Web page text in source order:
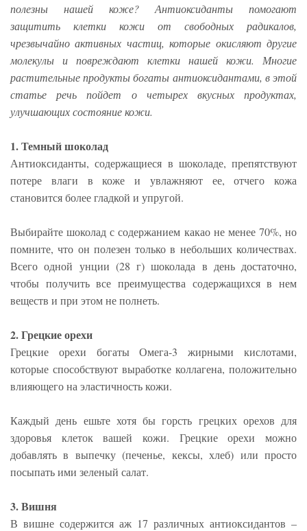
полезны нашей коже? Антиоксиданты помогают
защитить клетки кожи от свободных радикалов,
чрезвычайно активных частиц, которые окисляют другие
молекулы и повреждают клетки нашей кожи. Многие
растительные продукты богаты антиоксидантами, в этой
статье речь пойдет о четырех вкусных продуктах,
улучшающих состояние кожи.
1. Темный шоколад
Антиоксиданты, содержащиеся в шоколаде, препятствуют
потере влаги в коже и увлажняют ее, отчего кожа
становится более гладкой и упругой.
Выбирайте шоколад с содержанием какао не менее 70%, но
помните, что он полезен только в небольших количествах.
Всего одной унции (28 г) шоколада в день достаточно,
чтобы получить все преимущества содержащихся в нем
веществ и при этом не полнеть.
2. Грецкие орехи
Грецкие орехи богаты Омега-3 жирными кислотами,
которые способствуют выработке коллагена, положительно
влияющего на эластичность кожи.
Каждый день ешьте хотя бы горсть грецких орехов для
здоровья клеток вашей кожи. Грецкие орехи можно
добавлять в выпечку (печенье, кексы, хлеб) или просто
посыпать ими зеленый салат.
3. Вишня
В вишне содержится аж 17 различных антиоксидантов –